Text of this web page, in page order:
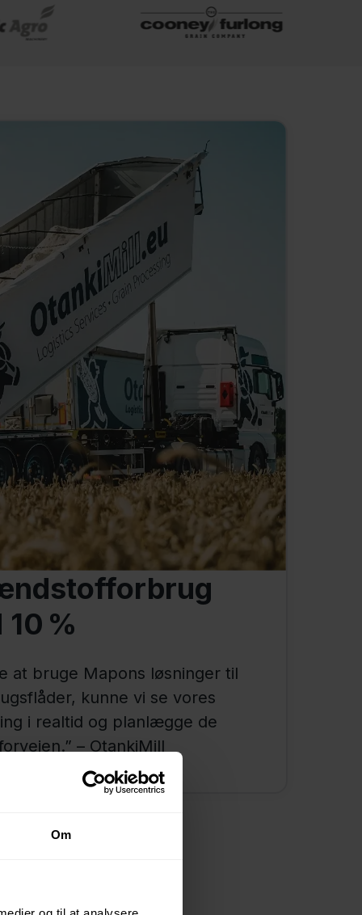
Om
%
at bruge Mapons løsninger til
kunne vi se vores
i realtid og planlægge de
– OtankiMill